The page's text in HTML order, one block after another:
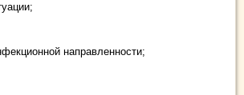
направленности;